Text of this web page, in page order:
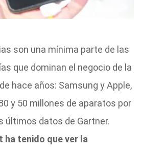
son una mínima parte de las
que dominan el negocio de la
hace años: Samsung y Apple,
y 50 millones de aparatos por
últimos datos de Gartner.
tenido que ver la